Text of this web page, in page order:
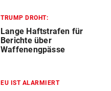
TRUMP DROHT:
Lange Haftstrafen für
Berichte über
Waffenengpässe
EU IST ALARMIERT